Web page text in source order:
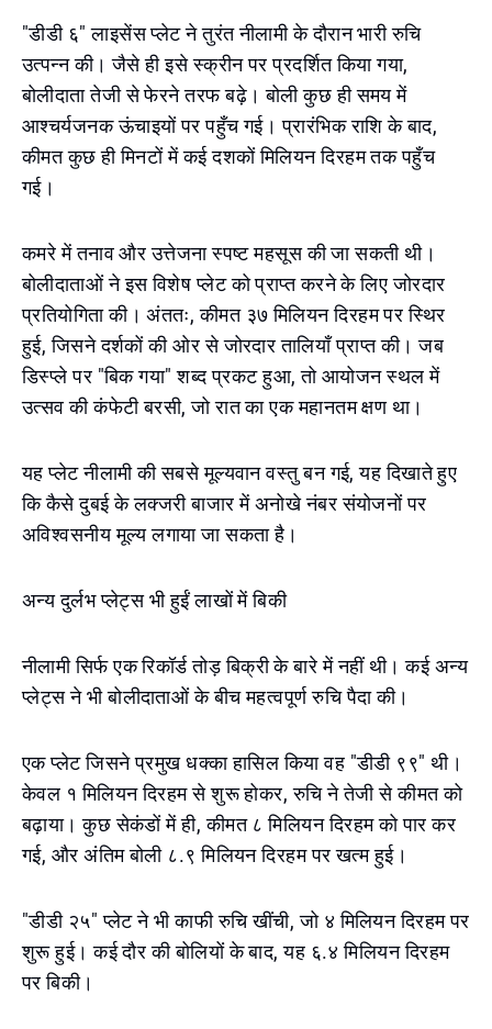
"डीडी ६" लाइसेंस प्लेट ने तुरंत नीलामी के दौरान भारी रुचि
उत्पन्न की। जैसे ही इसे स्क्रीन पर प्रदर्शित किया गया,
बोलीदाता तेजी से फेरने तरफ बढ़े। बोली कुछ ही समय में
आश्चर्यजनक ऊंचाइयों पर पहुँच गई। प्रारंभिक राशि के बाद,
कीमत कुछ ही मिनटों में कई दशकों मिलियन दिरहम तक पहुँच
गई।
कमरे में तनाव और उत्तेजना स्पष्ट महसूस की जा सकती थी।
बोलीदाताओं ने इस विशेष प्लेट को प्राप्त करने के लिए जोरदार
प्रतियोगिता की। अंततः, कीमत ३७ मिलियन दिरहम पर स्थिर
हुई, जिसने दर्शकों की ओर से जोरदार तालियाँ प्राप्त की। जब
डिस्प्ले पर "बिक गया" शब्द प्रकट हुआ, तो आयोजन स्थल में
उत्सव की कंफेटी बरसी, जो रात का एक महानतम क्षण था।
यह प्लेट नीलामी की सबसे मूल्यवान वस्तु बन गई, यह दिखाते हुए
कि कैसे दुबई के लक्जरी बाजार में अनोखे नंबर संयोजनों पर
अविश्वसनीय मूल्य लगाया जा सकता है।
अन्य दुर्लभ प्लेट्स भी हुईं लाखों में बिकी
नीलामी सिर्फ एक रिकॉर्ड तोड़ बिक्री के बारे में नहीं थी। कई अन्य
प्लेट्स ने भी बोलीदाताओं के बीच महत्वपूर्ण रुचि पैदा की।
एक प्लेट जिसने प्रमुख धक्का हासिल किया वह "डीडी ९९" थी।
केवल १ मिलियन दिरहम से शुरू होकर, रुचि ने तेजी से कीमत को
बढ़ाया। कुछ सेकंडों में ही, कीमत ८ मिलियन दिरहम को पार कर
गई, और अंतिम बोली ८.९ मिलियन दिरहम पर खत्म हुई।
"डीडी २५" प्लेट ने भी काफी रुचि खींची, जो ४ मिलियन दिरहम पर
शुरू हुई। कई दौर की बोलियों के बाद, यह ६.४ मिलियन दिरहम
पर बिकी।